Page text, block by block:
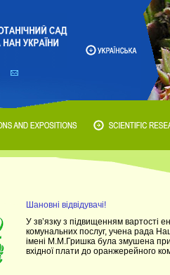
Шановні відвідувачі!
У зв’язку з підвищенням вартості
комунальних послуг, учена рада
імені М.М.Гришка була змушена
вхідної плати до оранжерейного